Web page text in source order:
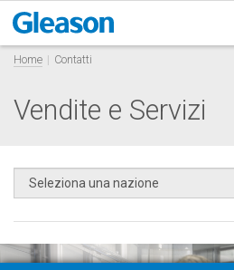
Home Contatti
Vendite e Servizi